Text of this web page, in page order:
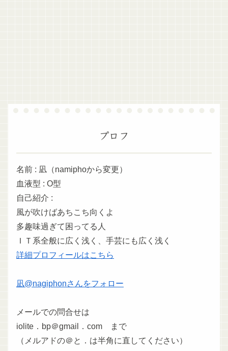
プロフ
名前 : 凪（namiphoから変更）
血液型 : O型
自己紹介 :
風が吹けばあちこち向くよ
多趣味過ぎて困ってる人
ＩＴ系全般に広く浅く、手芸にも広く浅く
詳細プロフィールはこちら
凪@nagiphonさんをフォロー
メールでの問合せは
iolite．bp＠gmail．com まで
（メルアドの＠と．は半角に直してください）